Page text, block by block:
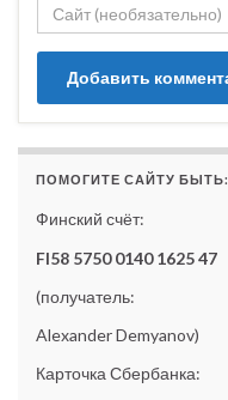
ПОМОГИТЕ САЙТУ БЫТЬ:
Финский счёт:
FI58 5750 0140 1625 47
(получатель:
Alexander Demyanov)
Карточка Сбербанка: